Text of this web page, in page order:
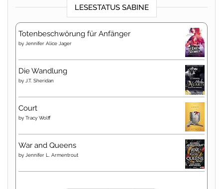
LESESTATUS SABINE
Totenbeschwörung für Anfänger
by Jennifer Alice Jager
Die Wandlung
by J.T. Sheridan
Court
by Tracy Wolff
War and Queens
by Jennifer L. Armentrout